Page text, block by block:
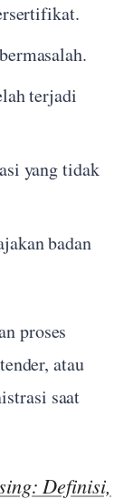
terjadi
yang tidak
badan
proses
atau
saat
Definisi,